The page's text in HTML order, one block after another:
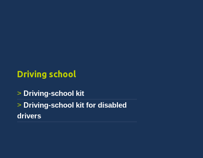
Driving school
Driving-school kit
Driving-school kit for disabled
drivers